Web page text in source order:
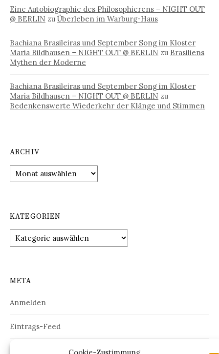
Eine Autobiographie des Philosophierens – NIGHT OUT
@ BERLIN zu Überleben im Warburg-Haus
Bachiana Brasileiras und September Song im Kloster
Maria Bildhausen – NIGHT OUT @ BERLIN zu Brasiliens
Mythen der Moderne
Bachiana Brasileiras und September Song im Kloster
Maria Bildhausen – NIGHT OUT @ BERLIN zu
Bedenkenswerte Wiederkehr der Klänge und Stimmen
ARCHIV
Archiv
KATEGORIEN
Kategorien
META
Anmelden
Eintrags-Feed
Kommentar-Feed